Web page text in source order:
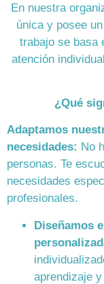
En nuestra
única y posee
trabajo se basa
atención
¿Qué
Adaptamos
necesidades: No
personas. Te
necesidades
profesionales.
Diseñamos
aprendizaje